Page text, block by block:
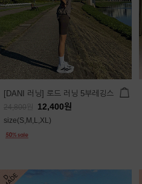
[DANI 러닝] 로드 러닝 5부레깅스
24,800 12,400원
size(S,M,L,XL)